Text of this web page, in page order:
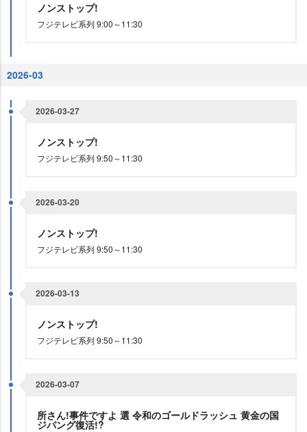
ノンストップ!
フジテレビ系列 9:00～11:30
2026-03
2026-03-27
ノンストップ!
フジテレビ系列 9:50～11:30
2026-03-20
ノンストップ!
フジテレビ系列 9:50～11:30
2026-03-13
ノンストップ!
フジテレビ系列 9:50～11:30
2026-03-07
所さん!事件ですよ 選 令和のゴールドラッシュ 黄金の国
ジパング復活!?